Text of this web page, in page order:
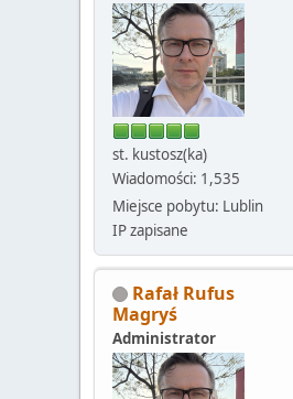
st. kustosz(ka)
Wiadomości: 1,535
Miejsce pobytu: Lublin
IP zapisane
Rafał Rufus
Magryś
Administrator